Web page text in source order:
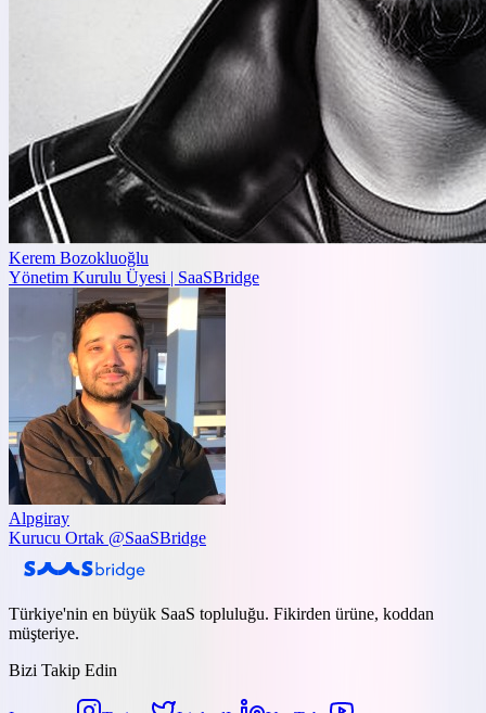
Kerem Bozokluoğlu
Yönetim Kurulu Üyesi | SaaSBridge
Alpgiray
Kurucu Ortak @SaaSBridge
Türkiye'nin en büyük SaaS topluluğu. Fikirden ürüne, koddan
müşteriye.
Bizi Takip Edin